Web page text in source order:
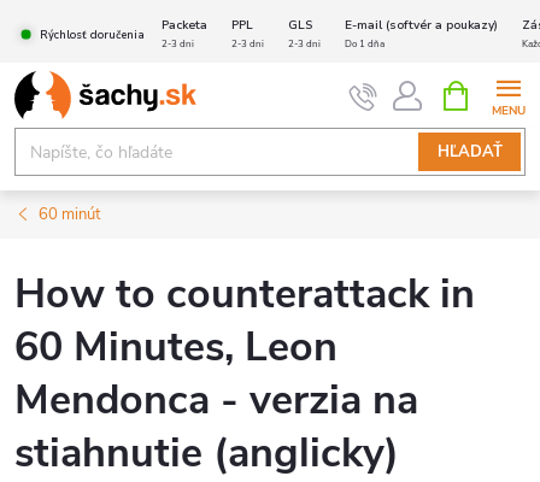
obsah
Rýchlosť doručenia
Packeta PPL GLS E-mail (softvér a poukazy)
2-3 dni 2-3 dni 2-3 dni Do 1 dňa
HĽADAŤ
KOŠÍK
60 minút
How to counterattack in
60 Minutes, Leon
Mendonca - verzia na
stiahnutie (anglicky)